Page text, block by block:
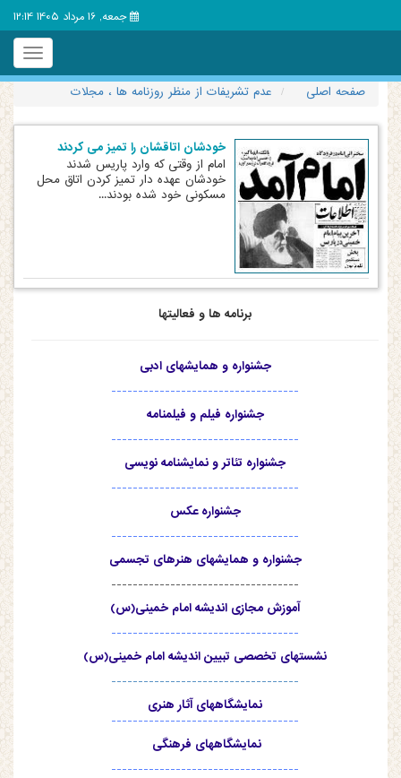
جمعه, 16 مرداد 1405 12:14
Toggle
صفحه اصلی
عدم تشریفات از منظر روزنامه ها ، مجلات
خودشان اتاقشان را تمیز می کردند
امام از وقتی که وارد پاریس شدند
خودشان عهده دار تمیز کردن اتاق محل
مسکونی خود شده بودند...
برنامه ها و فعالیتها
جشنواره و همایشهای ادبی
-----------------------------------
جشنواره فیلم و فیلمنامه
-----------------------------------
جشنواره تئاتر و نمایشنامه نویسی
-----------------------------------
جشنواره عکس
-----------------------------------
جشنواره و همایشهای هنرهای تجسمی
-----------------------------------
آموزش مجازی اندیشه امام خمینی(س)
-----------------------------------
نشستهای تخصصی تبیین اندیشه امام خمینی(س)
-----------------------------------
نمایشگاههای آثار هنری
-----------------------------------
نمایشگاههای فرهنگی
-----------------------------------